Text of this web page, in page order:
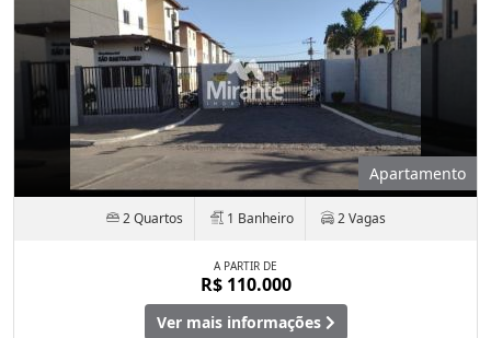
Apartamento
2 Quartos 1 Banheiro 2 Vagas
A PARTIR DE
R$ 110.000
Ver mais informações